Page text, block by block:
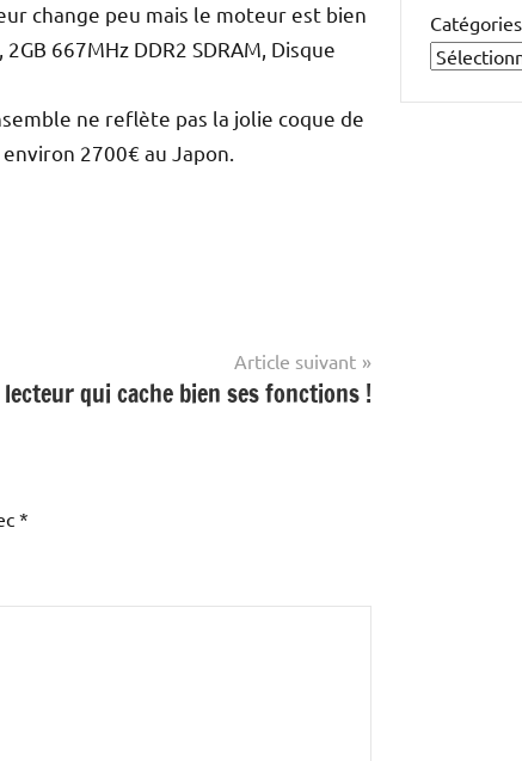
change peu mais le moteur est bien
667MHz DDR2 SDRAM, Disque
ne reflète pas la jolie coque de
2700€ au Japon.
Article suivant
lecteur qui cache bien ses fonctions !
*
Catégories